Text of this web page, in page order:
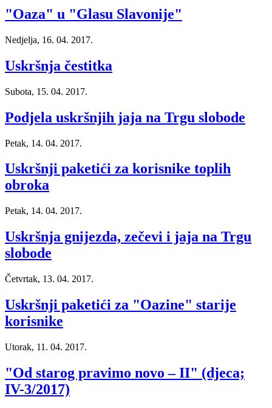
"Oaza" u "Glasu Slavonije"
Nedjelja, 16. 04. 2017.
Uskršnja čestitka
Subota, 15. 04. 2017.
Podjela uskršnjih jaja na Trgu slobode
Petak, 14. 04. 2017.
Uskršnji paketići za korisnike toplih
obroka
Petak, 14. 04. 2017.
Uskršnja gnijezda, zečevi i jaja na Trgu
slobode
Četvrtak, 13. 04. 2017.
Uskršnji paketići za "Oazine" starije
korisnike
Utorak, 11. 04. 2017.
"Od starog pravimo novo – II" (djeca;
IV-3/2017)